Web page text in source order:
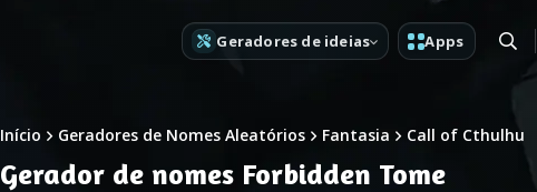
Geradores de ideias Apps
Início Geradores de Nomes Aleatórios Fantasia Call of Cthulhu
Gerador de nomes Forbidden Tome